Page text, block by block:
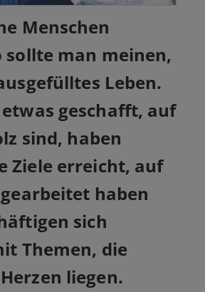
Menschen
sollte man meinen,
Leben.
etwas geschafft, auf
sind, haben
Ziele erreicht, auf
haben
sich
Themen, die
liegen.